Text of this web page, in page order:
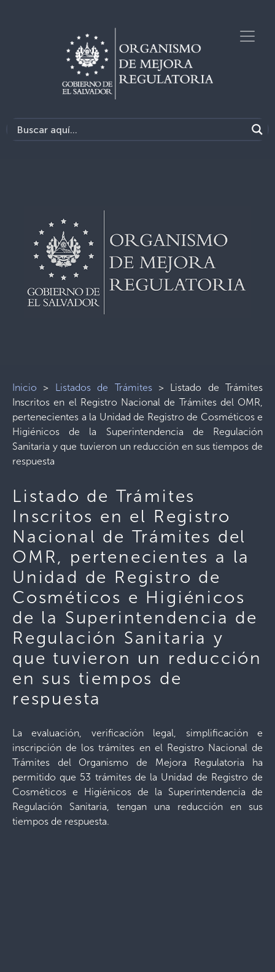
Inicio > Listados de Trámites> Listado de Trámites
Inscritos en el Registro Nacional de Trámites del OMR,
pertenecientes a la Unidad de Registro de Cosméticos e
Higiénicos de la Superintendencia de Regulación
Sanitaria y que tuvieron un reducción en sus tiempos de
respuesta
Listado de Trámites
Inscritos en el Registro
Nacional de Trámites del
OMR, pertenecientes a la
Unidad de Registro de
Cosméticos e Higiénicos
de la Superintendencia de
Regulación Sanitaria y
que tuvieron un reducción
en sus tiempos de
respuesta
La evaluación, verificación legal, simplificación e
inscripción de los trámites en el Registro Nacional de
Trámites del Organismo de Mejora Regulatoria ha
permitido que 53 trámites de la Unidad de Registro de
Cosméticos e Higiénicos de la Superintendencia de
Regulación Sanitaria, tengan una reducción en sus
tiempos de respuesta.